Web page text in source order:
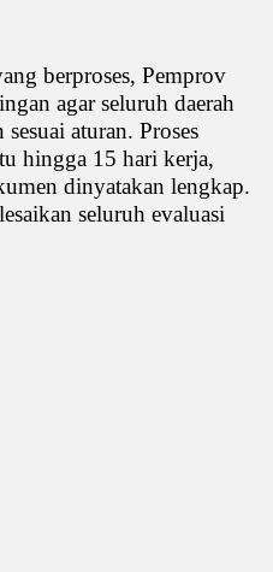
berproses, Pemprov
agar seluruh daerah
sesuai aturan. Proses
hingga 15 hari kerja,
dinyatakan lengkap.
seluruh evaluasi